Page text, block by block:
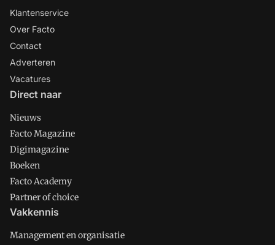
Klantenservice
Over Facto
Contact
Adverteren
Vacatures
Direct naar
Nieuws
Facto Magazine
Digimagazine
Boeken
Facto Academy
Partner of choice
Vakkennis
Management en organisatie